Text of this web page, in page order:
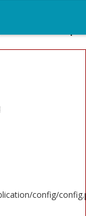
core/
config/